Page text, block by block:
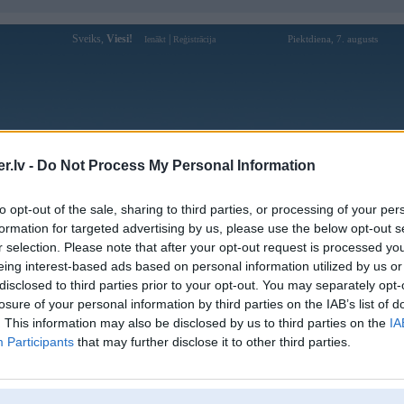
- Do Not Process My Personal Information
opt-out of the sale, sharing to third parties, or processing of your
for targeted advertising by us, please use the below opt-out
selection. Please note that after your opt-out request is processed
interest-based ads based on personal information utilized by us
to third parties prior to your opt-out. You may separately
of your personal information by third parties on the IAB’s list of
This information may also be disclosed by us to third parties on the
Participants that may further disclose it to other third parties.
Sveiks, Viesi! Ienākt Reģistrācija Piektdiena, 7. augusts
Forums Galerijas Reģistrācija Lietotāji
Lietotāja 79king88sbs profils
Pēdējo reizi manīts: 12. Feb 2025, 10:47
Lietotājvārds:
79king88sbs
Pilsēta:
Zilupe
Nodarbošanās:
79king sbs
Ziņojumi forumā: